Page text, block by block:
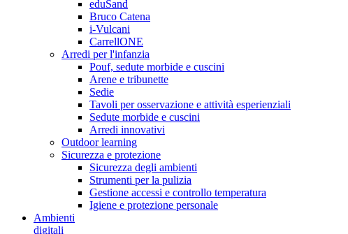
eduSand
Bruco Catena
i-Vulcani
CarrellONE
Arredi per l'infanzia
Pouf, sedute morbide e cuscini
Arene e tribunette
Sedie
Tavoli per osservazione e attività esperienziali
Sedute morbide e cuscini
Arredi innovativi
Outdoor learning
Sicurezza e protezione
Sicurezza degli ambienti
Strumenti per la pulizia
Gestione accessi e controllo temperatura
Igiene e protezione personale
Ambienti
digitali